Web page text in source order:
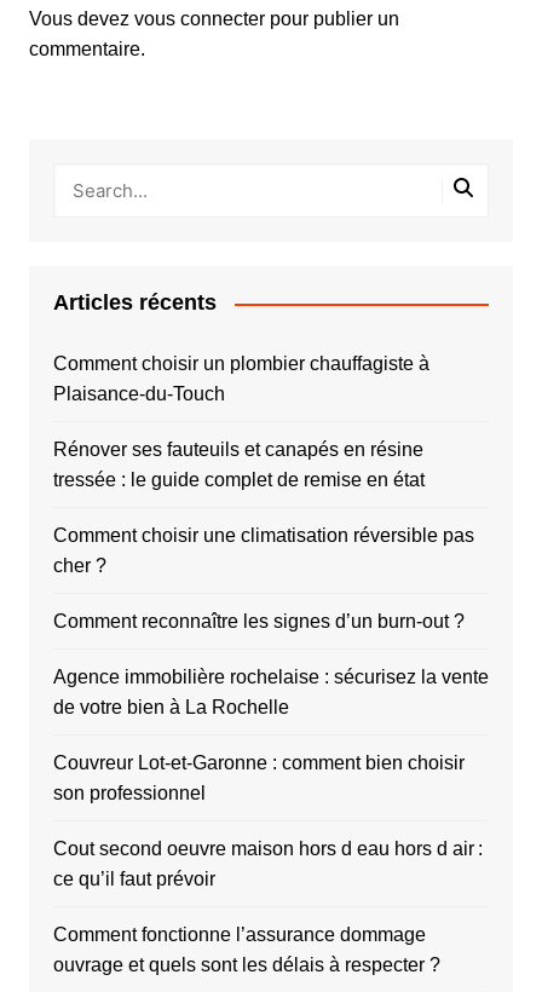
Vous devez vous connecterpour publier un
commentaire.
Articles récents
Comment choisir un plombier chauffagiste à
Plaisance-du-Touch
Rénover ses fauteuils et canapés en résine
tressée : le guide complet de remise en état
Comment choisir une climatisation réversible pas
cher ?
Comment reconnaître les signes d’un burn-out ?
Agence immobilière rochelaise : sécurisez la vente
de votre bien à La Rochelle
Couvreur Lot-et-Garonne : comment bien choisir
son professionnel
Cout second oeuvre maison hors d eau hors d air :
ce qu’il faut prévoir
Comment fonctionne l’assurance dommage
ouvrage et quels sont les délais à respecter ?